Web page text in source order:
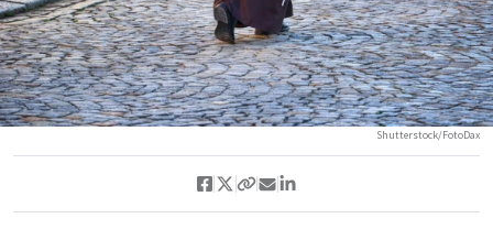
Shutterstock/FotoDax